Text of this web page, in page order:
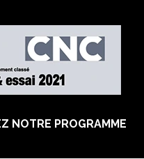
NOTRE PROGRAMME